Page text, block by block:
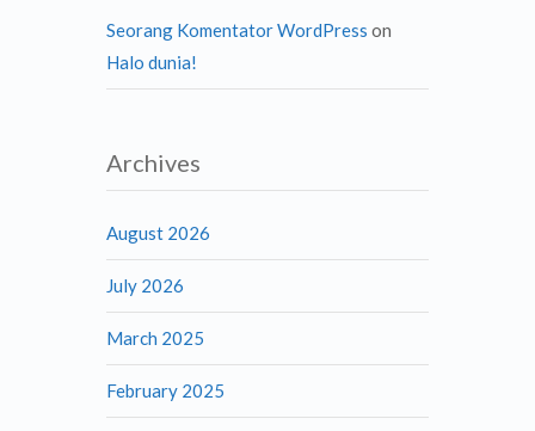
Seorang Komentator WordPress on
Halo dunia!
Archives
August 2026
July 2026
March 2025
February 2025